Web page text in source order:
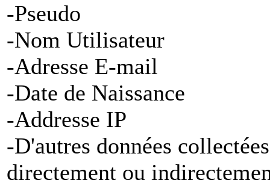
-Pseudo
-Nom Utilisateur
-Adresse E-mail
-Date de Naissance
-Addresse IP
-D'autres données
directement ou